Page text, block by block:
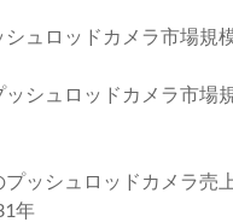
ロッドカメラ市場規
ュロッドカメラ市場
シュロッドカメラ売
年